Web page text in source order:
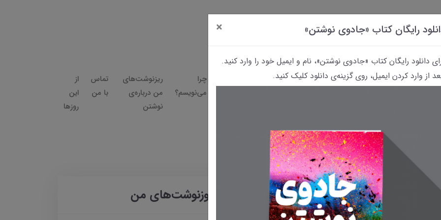
رایگان کتاب «جادوی نوشتن» ×
دانلود رایگان کتاب «جادوی نوشتن»، نام و ایمیل خود را وارد کنید.
از وارد کردن ایمیل، روی گزینه‌ی دانلود کلیک کنید.
داستانک‌
کتاب
پرسش
معرفی
معرفی فیلم‌های
چرا
می‌نویسم؟
ریزنوشت‌های
من درباره‌ی
نوشتن
تماس
با من
از
این
روزها
روزنوشت‌های من